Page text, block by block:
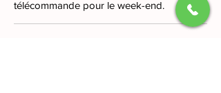
télécommande pour le week-end.